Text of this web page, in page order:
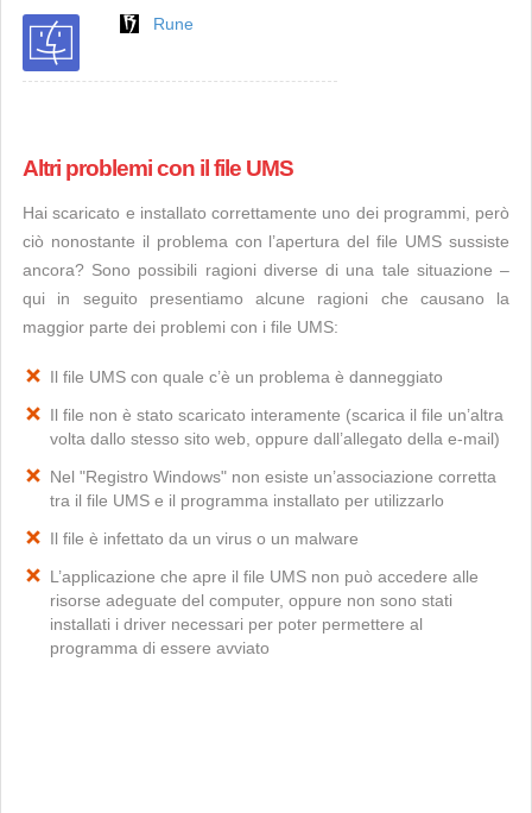
Rune
Altri problemi con il file UMS
Hai scaricato e installato correttamente uno dei programmi, però
ciò nonostante il problema con l’apertura del file UMS sussiste
ancora? Sono possibili ragioni diverse di una tale situazione –
qui in seguito presentiamo alcune ragioni che causano la
maggior parte dei problemi con i file UMS:
Il file UMS con quale c’è un problema è danneggiato
Il file non è stato scaricato interamente (scarica il file un’altra
volta dallo stesso sito web, oppure dall’allegato della e-mail)
Nel "Registro Windows" non esiste un’associazione corretta
tra il file UMS e il programma installato per utilizzarlo
Il file è infettato da un virus o un malware
L’applicazione che apre il file UMS non può accedere alle
risorse adeguate del computer, oppure non sono stati
installati i driver necessari per poter permettere al
programma di essere avviato